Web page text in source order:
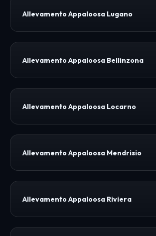
Allevamento Appaloosa Lugano
Allevamento Appaloosa Bellinzona
Allevamento Appaloosa Locarno
Allevamento Appaloosa Mendrisio
Allevamento Appaloosa Riviera